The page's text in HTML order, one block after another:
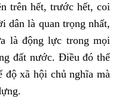
trên hết, trước hết, coi
dân là quan trọng nhất,
là động lực trong mọi
đất nước. Điều đó thể
độ xã hội chủ nghĩa mà